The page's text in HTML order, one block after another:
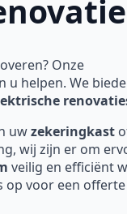
Onze
u helpen. We
uwzekeringkast
wij zijn er om
veilig en efficiënt
op voor een